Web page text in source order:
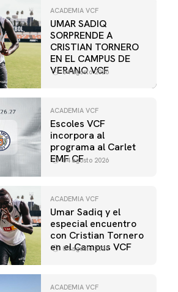
ACADEMIA VCF
UMAR SADIQ
SORPRENDE A
CRISTIAN TORNERO
EN EL CAMPUS DE
VERANO VCF
04 agosto 2026
ACADEMIA VCF
Escoles VCF
incorpora al
programa al Carlet
EMF CF
04 agosto 2026
ACADEMIA VCF
Umar Sadiq y el
especial encuentro
con Cristian Tornero
en el Campus VCF
04 agosto 2026
ACADEMIA VCF